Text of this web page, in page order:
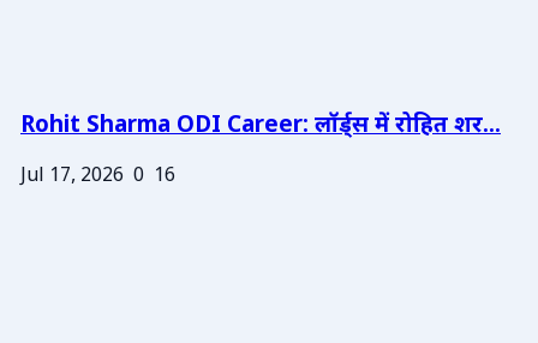
Rohit Sharma ODI Career: लॉर्ड्स में रोहित शर...
Jul 17, 2026 0 16